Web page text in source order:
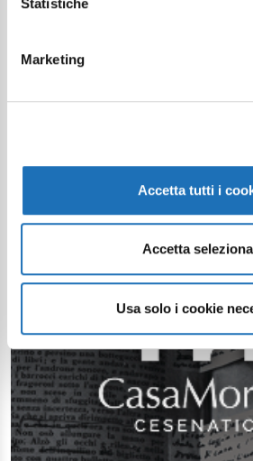
Marketing
Accetta tutti i
Accetta
Usa solo i cookie